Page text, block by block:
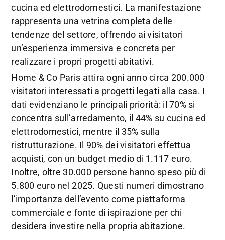
cucina ed elettrodomestici. La manifestazione
rappresenta una vetrina completa delle
tendenze del settore, offrendo ai visitatori
un’esperienza immersiva e concreta per
realizzare i propri progetti abitativi.
Home & Co Paris attira ogni anno circa 200.000
visitatori interessati a progetti legati alla casa. I
dati evidenziano le principali priorità: il 70% si
concentra sull’arredamento, il 44% su cucina ed
elettrodomestici, mentre il 35% sulla
ristrutturazione. Il 90% dei visitatori effettua
acquisti, con un budget medio di 1.117 euro.
Inoltre, oltre 30.000 persone hanno speso più di
5.800 euro nel 2025. Questi numeri dimostrano
l’importanza dell’evento come piattaforma
commerciale e fonte di ispirazione per chi
desidera investire nella propria abitazione.